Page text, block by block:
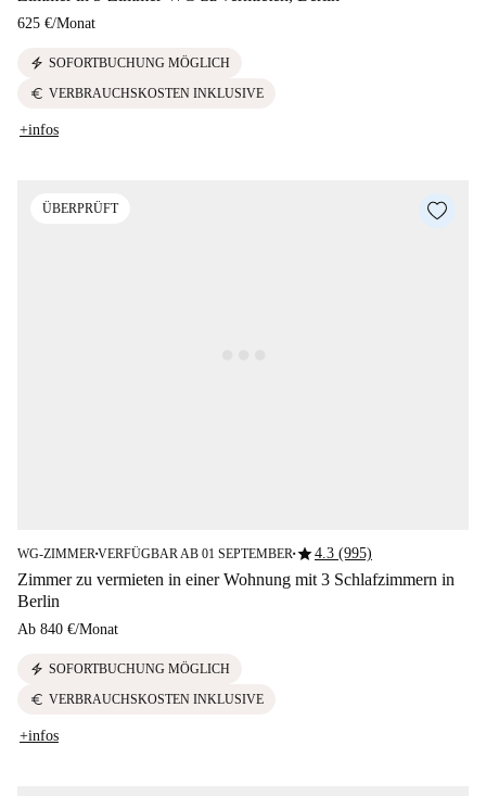
625 €/Monat
electric_bolt SOFORTBUCHUNG MÖGLICH
euro VERBRAUCHSKOSTEN INKLUSIVE
+infos
ÜBERPRÜFT
WG-ZIMMER ■VERFÜGBAR AB 01 SEPTEMBER ■star4.3 (995)
Zimmer zu vermieten in einer Wohnung mit 3 Schlafzimmern in
Berlin
Ab 840 €/Monat
electric_bolt SOFORTBUCHUNG MÖGLICH
euro VERBRAUCHSKOSTEN INKLUSIVE
+infos